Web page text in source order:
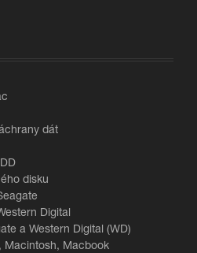
dát
disku
Digital
a Western Digital (WD)
Macintosh, Macbook